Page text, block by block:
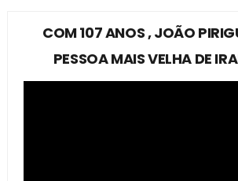
COM 107 ANOS , JOÃO
PESSOA MAIS VELHA DE